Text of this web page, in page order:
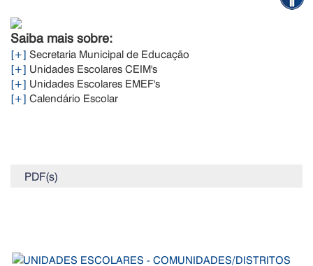
Saiba mais sobre:
[+] Secretaria Municipal de Educação
[+] Unidades Escolares CEIM's
[+] Unidades Escolares EMEF's
[+] Calendário Escolar
PDF(s)